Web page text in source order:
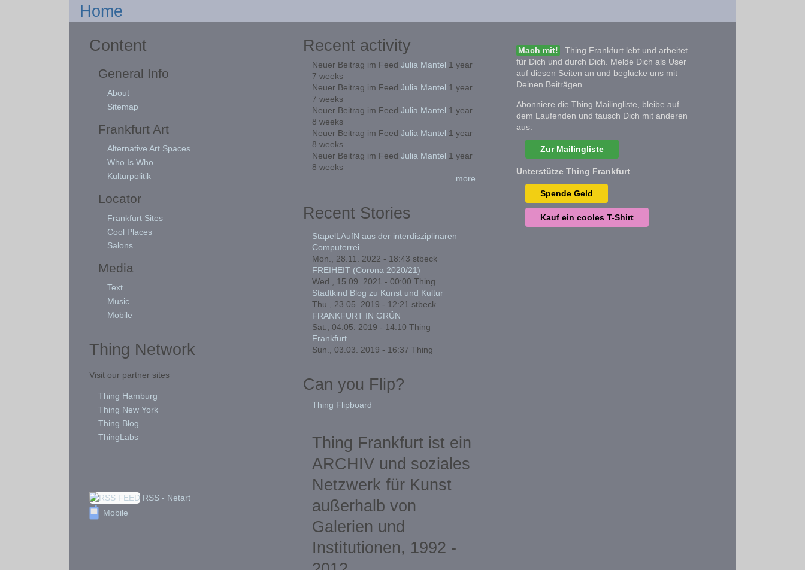
Home
Content
General Info
About
Sitemap
Frankfurt Art
Alternative Art Spaces
Who Is Who
Kulturpolitik
Locator
Frankfurt Sites
Cool Places
Salons
Media
Text
Music
Mobile
Thing Network
Visit our partner sites
Thing Hamburg
Thing New York
Thing Blog
ThingLabs
RSS - Netart
Mobile
Recent activity
Neuer Beitrag im Feed Julia Mantel 1 year
7 weeks
Neuer Beitrag im Feed Julia Mantel 1 year
7 weeks
Neuer Beitrag im Feed Julia Mantel 1 year
8 weeks
Neuer Beitrag im Feed Julia Mantel 1 year
8 weeks
Neuer Beitrag im Feed Julia Mantel 1 year
8 weeks
more
Recent Stories
StapelLAufN aus der interdisziplinären
Computerrei
Mon., 28.11. 2022 - 18:43 stbeck
FREIHEIT (Corona 2020/21)
Wed., 15.09. 2021 - 00:00 Thing
Stadtkind Blog zu Kunst und Kultur
Thu., 23.05. 2019 - 12:21 stbeck
FRANKFURT IN GRÜN
Sat., 04.05. 2019 - 14:10 Thing
Frankfurt
Sun., 03.03. 2019 - 16:37 Thing
Can you Flip?
Thing Flipboard
Thing Frankfurt ist ein
ARCHIV und soziales
Netzwerk für Kunst
außerhalb von
Galerien und
Institutionen, 1992 -
Mach mit!
Thing Frankfurt lebt und arbeitet
für Dich und durch Dich. Melde Dich als User
auf diesen Seiten an und beglücke uns mit
Deinen Beiträgen.
Abonniere die Thing Mailingliste, bleibe auf
dem Laufenden und tausch Dich mit anderen
aus.
Zur Mailingliste
Unterstütze Thing Frankfurt
Spende Geld
Kauf ein cooles T-Shirt